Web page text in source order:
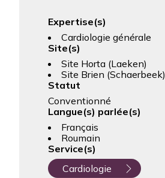
Expertise(s)
Cardiologie générale
Site(s)
Site Horta (Laeken)
Site Brien (Schaerbeek)
Statut
Conventionné
Langue(s) parlée(s)
Français
Roumain
Service(s)
Cardiologie